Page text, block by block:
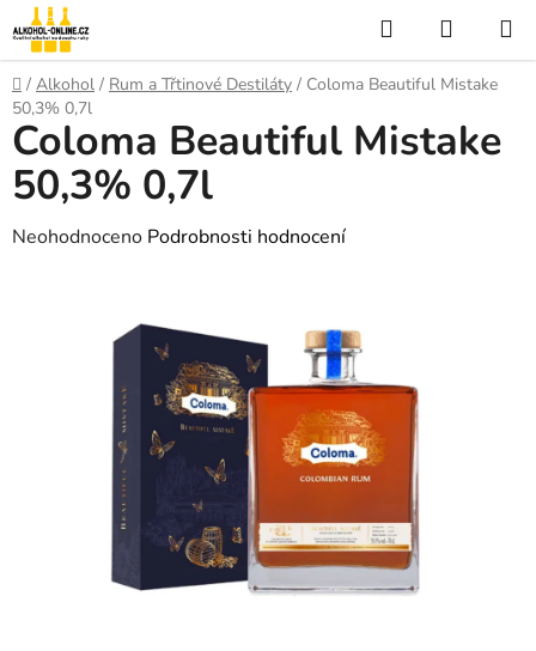
Přejít
na
obsah
Hledat
KOŠÍK
Domů
/ Alkohol / Rum a Třtinové Destiláty / Coloma Beautiful Mistake
50,3% 0,7l
Coloma Beautiful Mistake
50,3% 0,7l
Průměrné
Neohodnoceno Podrobnosti hodnocení